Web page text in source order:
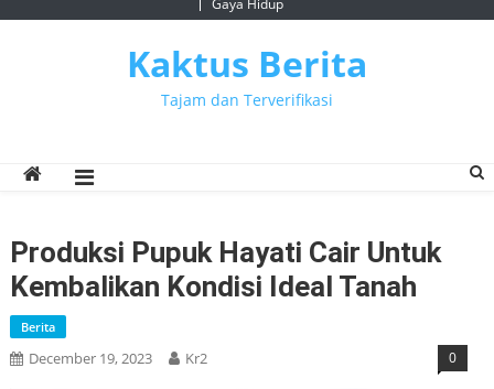
Gaya Hidup
Kaktus Berita
Tajam dan Terverifikasi
Produksi Pupuk Hayati Cair Untuk
Kembalikan Kondisi Ideal Tanah
Berita
December 19, 2023 Kr2 0